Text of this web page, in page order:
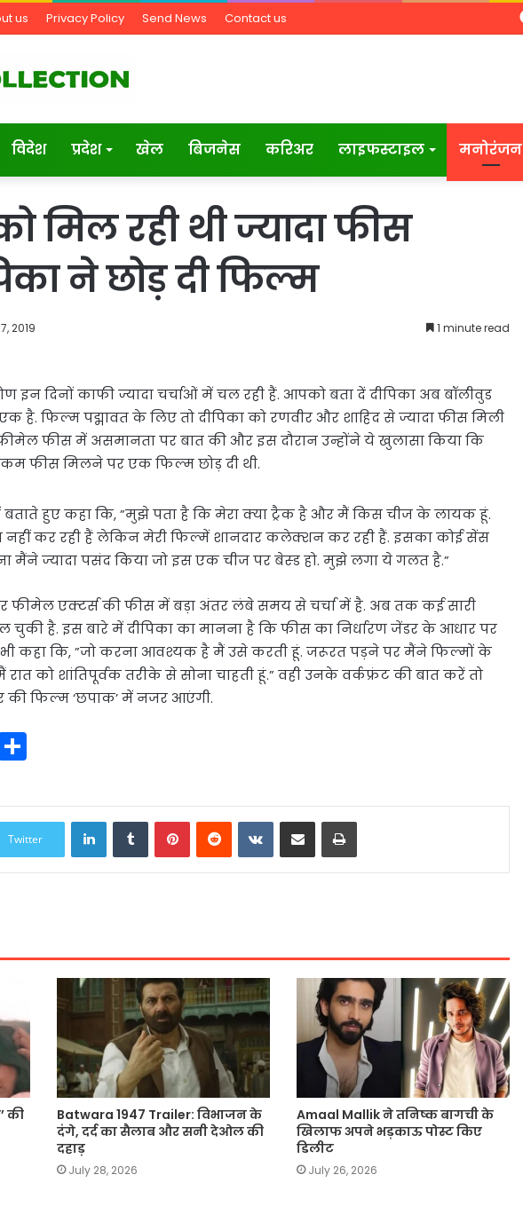
us Privacy Policy Send News Contact us
विदेश प्रदेश खेल बिजनेस करिअर लाइफस्टाइल मनोरंजन
मिल रही थी ज्यादा फीस
ने छोड़ दी फिल्म
2019 1 minute read
इन दिनों काफी ज्यादा चर्चाओं में चल रही हैं. आपको बता दें दीपिका अब बॉलीवुड
है. फिल्म पद्मावत के लिए तो दीपिका को रणवीर और शाहिद से ज्यादा फीस मिली
फीस में असमानता पर बात की और इस दौरान उन्होंने ये खुलासा किया कि
फीस मिलने पर एक फिल्म छोड़ दी थी.
बताते हुए कहा कि, ”मुझे पता है कि मेरा क्या ट्रैक है और मैं किस चीज के लायक हूं.
कर रही हैं लेकिन मेरी फिल्में शानदार कलेक्शन कर रही हैं. इसका कोई सेंस
मैंने ज्यादा पसंद किया जो इस एक चीज पर बेस्ड हो. मुझे लगा ये गलत है.”
फीमेल एक्टर्स की फीस में बड़ा अंतर लंबे समय से चर्चा में है. अब तक कई सारी
चुकी है. इस बारे में दीपिका का मानना है कि फीस का निर्धारण जेंडर के आधार पर
ये भी कहा कि, ”जो करना आवश्यक है मैं उसे करती हूं. जरूरत पड़ने पर मैंने फिल्मों के
को शांतिपूर्वक तरीके से सोना चाहती हूं.” वही उनके वर्कफ्रंट की बात करें तो
की फिल्म ‘छपाक’ में नजर आएंगी.
o
ar
e
Twitter
LinkedInTumblrPinterestReddit VKontakte
Share via Email Print
की
Batwara 1947 Trailer: विभाजन के
दंगे, दर्द का सैलाब और सनी देओल की
दहाड़
July 28, 2026
Amaal Mallik ने तनिष्क बागची के
खिलाफ अपने भड़काऊ पोस्ट किए
डिलीट
July 26, 2026